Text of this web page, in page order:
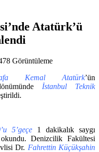
Atatürk’ü
Görüntüleme
Kemal Atatürk’ün
İstanbul Teknik
5’geçe1 dakikalık saygı
Denizcilik Fakültesi
Dr. Fahrettin Küçükşahin